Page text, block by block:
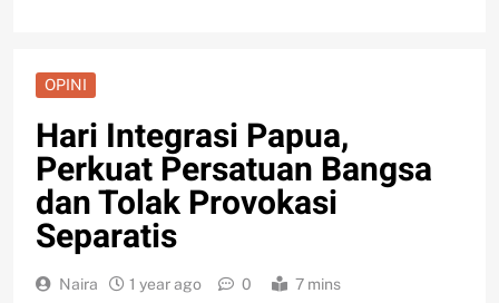
OPINI
Hari Integrasi Papua,
Perkuat Persatuan Bangsa
dan Tolak Provokasi
Separatis
Naira 1 year ago 0 7 mins